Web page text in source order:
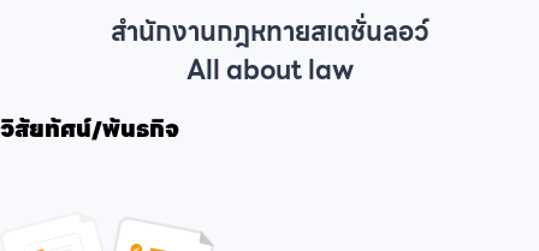
สำนักงานกฎหทายสเตชั่นลอว์
All about law
วิสัยทัศน์/พันธกิจ